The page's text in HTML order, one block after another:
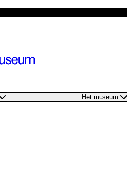
Het museum